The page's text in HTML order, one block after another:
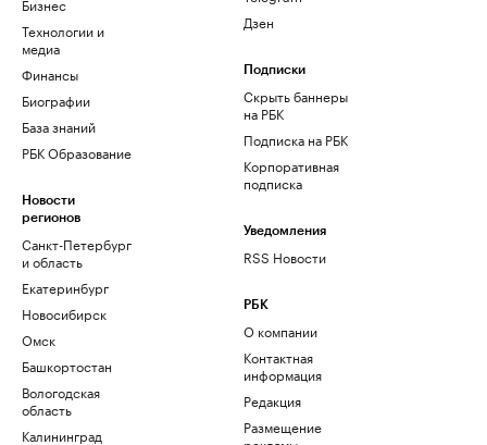
Бизнес
Технологии и
медиа
Финансы
Биографии
База знаний
РБК Образование
Новости
регионов
Санкт-Петербург
и область
Екатеринбург
Новосибирск
Омск
Башкортостан
Вологодская
область
Калининград
Дзен
Подписки
Скрыть баннеры
на РБК
Подписка на РБК
Корпоративная
подписка
Уведомления
RSS Новости
РБК
О компании
Контактная
информация
Редакция
Размещение